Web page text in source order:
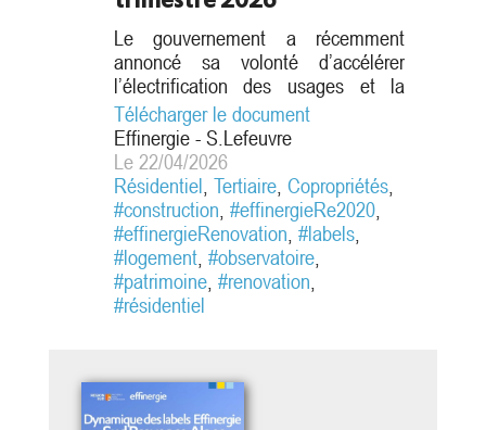
Le gouvernement a récemment
annoncé sa volonté d’accélérer
l’électrification des usages et la
sortie progressive des énergies
fossiles. Il a pour ambitions de
renforcer les soutiens publics et de
proposer une accélération des
objectifs de décarbonation
notamment dans le logement.
Concrètement, l’installation des
chaudières gaz, y compris les
pompes à chaleur (PAC)...
Télécharger le document
Effinergie - S.Lefeuvre
Le 22/04/2026
Résidentiel, Tertiaire, Copropriétés,
#construction, #effinergieRe2020,
#effinergieRenovation, #labels,
#logement, #observatoire,
#patrimoine, #renovation,
#résidentiel